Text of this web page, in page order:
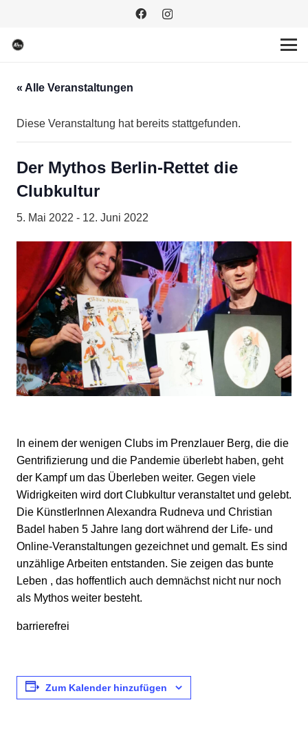
« Alle Veranstaltungen
Diese Veranstaltung hat bereits stattgefunden.
Der Mythos Berlin-Rettet die
Clubkultur
5. Mai 2022 - 12. Juni 2022
In einem der wenigen Clubs im Prenzlauer Berg, die die
Gentrifizierung und die Pandemie überlebt haben, geht
der Kampf um das Überleben weiter. Gegen viele
Widrigkeiten wird dort Clubkultur veranstaltet und gelebt.
Die KünstlerInnen Alexandra Rudneva und Christian
Badel haben 5 Jahre lang dort während der Life- und
Online-Veranstaltungen gezeichnet und gemalt. Es sind
unzählige Arbeiten entstanden. Sie zeigen das bunte
Leben , das hoffentlich auch demnächst nicht nur noch
als Mythos weiter besteht.
barrierefrei
Zum Kalender hinzufügen